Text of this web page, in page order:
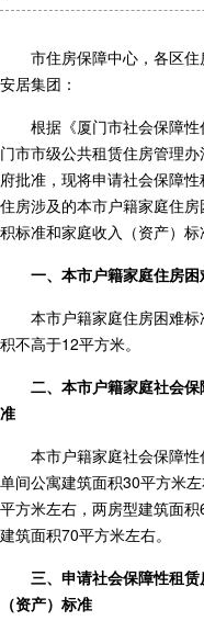
市住房保障中心，各区住
安居集团：
根据《厦门市社会保障
门市市级公共租赁住房管理
府批准，现将申请社会保障
住房涉及的本市户籍家庭住
积标准和家庭收入（资产）标
一、本市户籍家庭住房
本市户籍家庭住房困难
积不高于12平方米。
二、本市户籍家庭社会
准
本市户籍家庭社会保障性
单间公寓建筑面积30平方米
平方米左右，两房型建筑面
建筑面积70平方米左右。
三、申请社会保障性租
（资产）标准